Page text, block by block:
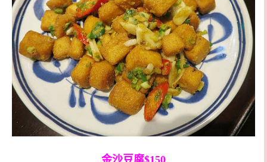
金沙豆腐$150